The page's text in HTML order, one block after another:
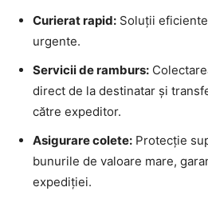
Curierat rapid: Soluții
urgente.
Servicii de ramburs:
direct de la destinatar și
către expeditor.
Asigurare colete: Protecție
bunurile de valoare mare,
expediției.